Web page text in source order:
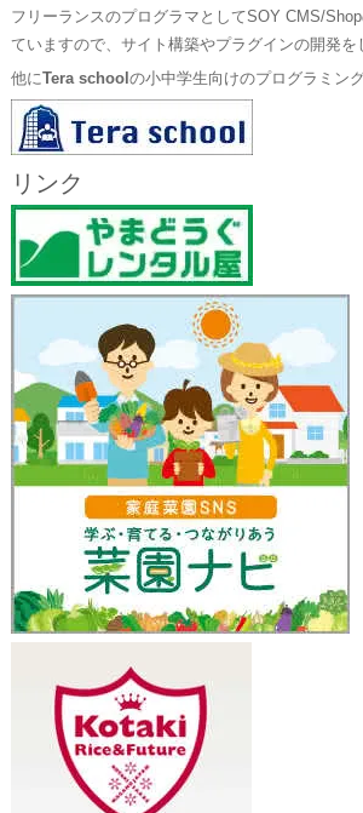
フリーランスのプログラマとしてSOY CMS/
ていますので、サイト構築やプラグインの開発を
他にTera school の小中学生向けのプログラミン
リンク